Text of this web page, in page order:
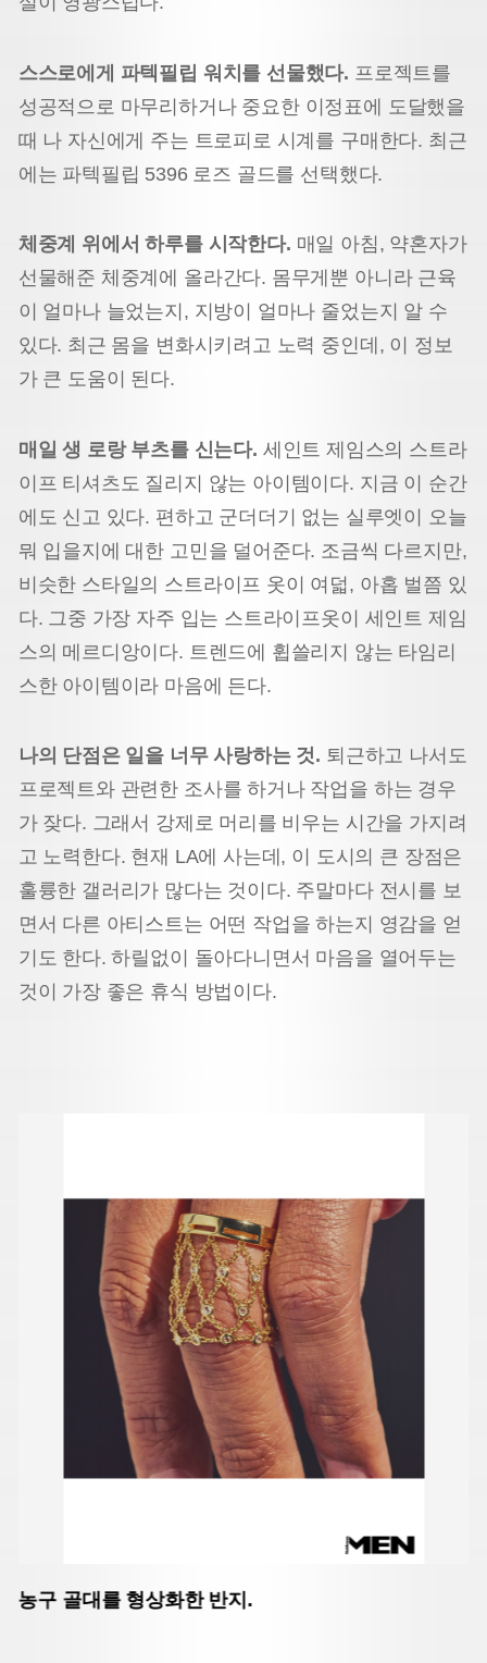
스스로에게 파텍필립 워치를 선물했다. 프로젝트를
성공적으로 마무리하거나 중요한 이정표에 도달했을
때 나 자신에게 주는 트로피로 시계를 구매한다. 최근
에는 파텍필립 5396 로즈 골드를 선택했다.
체중계 위에서 하루를 시작한다. 매일 아침, 약혼자가
선물해준 체중계에 올라간다. 몸무게뿐 아니라 근육
이 얼마나 늘었는지, 지방이 얼마나 줄었는지 알 수
있다. 최근 몸을 변화시키려고 노력 중인데, 이 정보
가 큰 도움이 된다.
매일 생 로랑 부츠를 신는다. 세인트 제임스의 스트라
이프 티셔츠도 질리지 않는 아이템이다. 지금 이 순간
에도 신고 있다. 편하고 군더더기 없는 실루엣이 오늘
뭐 입을지에 대한 고민을 덜어준다. 조금씩 다르지만,
비슷한 스타일의 스트라이프 옷이 여덟, 아홉 벌쯤 있
다. 그중 가장 자주 입는 스트라이프옷이 세인트 제임
스의 메르디앙이다. 트렌드에 휩쓸리지 않는 타임리
스한 아이템이라 마음에 든다.
나의 단점은 일을 너무 사랑하는 것. 퇴근하고 나서도
프로젝트와 관련한 조사를 하거나 작업을 하는 경우
가 잦다. 그래서 강제로 머리를 비우는 시간을 가지려
고 노력한다. 현재 LA에 사는데, 이 도시의 큰 장점은
훌륭한 갤러리가 많다는 것이다. 주말마다 전시를 보
면서 다른 아티스트는 어떤 작업을 하는지 영감을 얻
기도 한다. 하릴없이 돌아다니면서 마음을 열어두는
것이 가장 좋은 휴식 방법이다.
농구 골대를 형상화한 반지.